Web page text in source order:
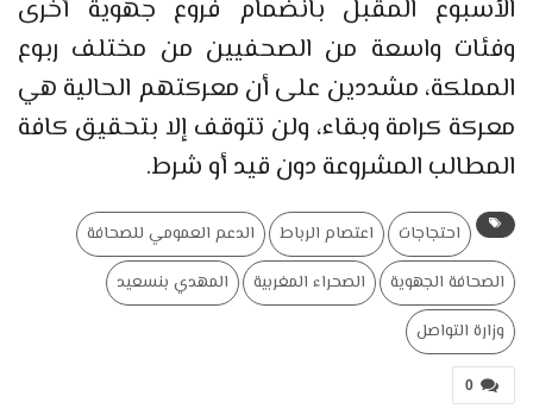
الأسبوع المقبل بانضمام فروع جهوية أخرى
وفئات واسعة من الصحفيين من مختلف ربوع
المملكة، مشددين على أن معركتهم الحالية هي
معركة كرامة وبقاء، ولن تتوقف إلا بتحقيق كافة
المطالب المشروعة دون قيد أو شرط.
احتجاجات اعتصام الرباط
الدعم العمومي للصحافة
الصحافة الجهوية
الصحراء المغربية
المهدي بنسعيد
وزارة التواصل
0